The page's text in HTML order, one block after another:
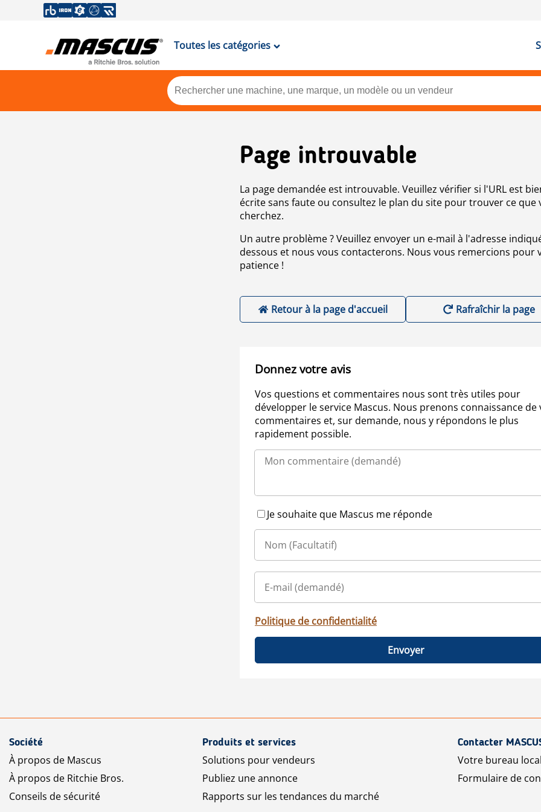
Toutes les catégories
Page introuvable
La page demandée est introuvable. Veuillez vérifier si l'URL est
écrite sans faute ou consultez le plan du site pour trouver ce que
cherchez.
Un autre problème ? Veuillez envoyer un e-mail à l'adresse
dessous et nous vous contacterons. Nous vous remercions pour
patience !
Retour à la page d'accueil Rafraîchir la page
Donnez votre avis
Vos questions et commentaires nous sont très utiles pour
développer le service Mascus. Nous prenons connaissance de
commentaires et, sur demande, nous y répondons le plus
rapidement possible.
Je souhaite que Mascus me réponde
Politique de confidentialité
Envoyer
Société
À propos de Mascus
À propos de Ritchie Bros.
Conseils de sécurité
Produits et services
Solutions pour vendeurs
Publiez une annonce
Rapports sur les tendances du marché
Contacter
Votre bureau
Formulaire de